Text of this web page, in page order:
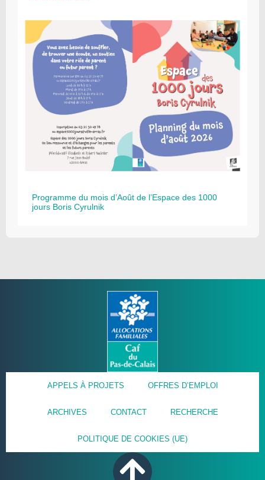
Programme du mois d’Août de l’Espace des 1000
jours Boris Cyrulnik
APPELS À PROJETS OFFRES D’EMPLOI
ARCHIVES CONTACT RECHERCHE
POLITIQUE DE COOKIES (UE)